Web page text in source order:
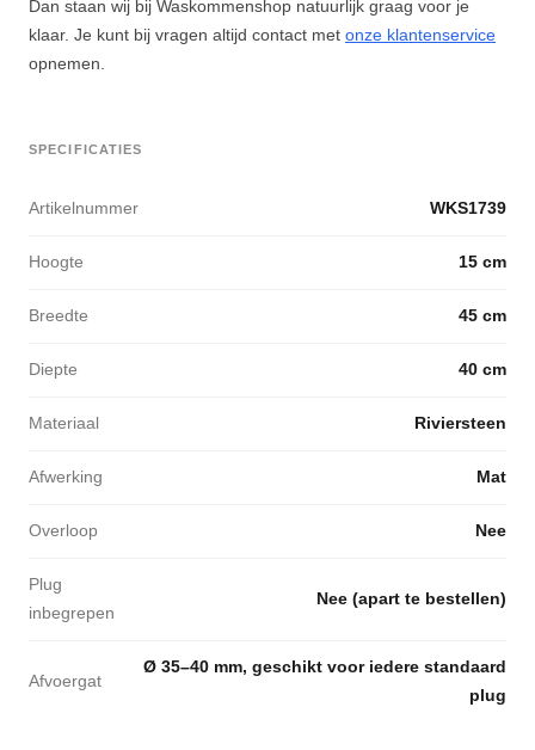
Dan staan wij bij Waskommenshop natuurlijk graag voor je
klaar. Je kunt bij vragen altijd contact met onze klantenservice
opnemen.
SPECIFICATIES
Artikelnummer WKS1739
Hoogte 15 cm
Breedte 45 cm
Diepte 40 cm
Materiaal Riviersteen
Afwerking Mat
Overloop Nee
Plug
inbegrepen
Nee (apart te bestellen)
Afvoergat
Ø 35–40 mm, geschikt voor iedere standaard
plug